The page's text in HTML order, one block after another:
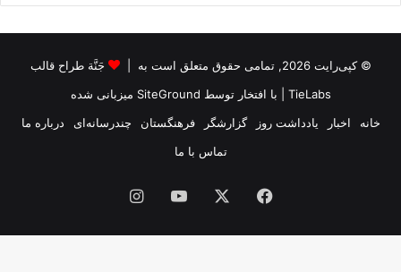
© کپی‌رایت 2026, تمامی حقوق متعلق است به |
جَنَّة طراح قالب
TieLabs | با افتخار توسط SiteGround میزبانی شده
خانه
اخبار یادداشت روز گزارشگر فرهنگستان چندرسانه‌ای
درباره ما
تماس با ما
فیس
بوک
یوتیوب